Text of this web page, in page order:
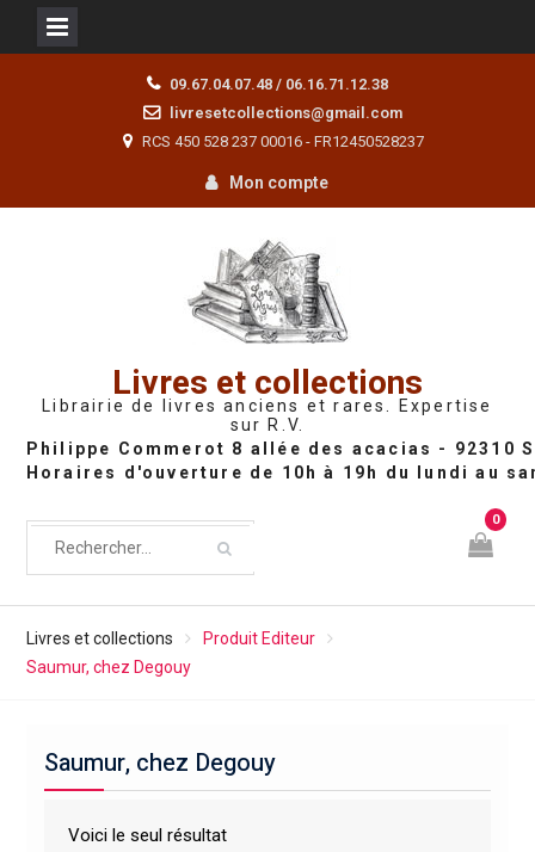
09.67.04.07.48 / 06.16.71.12.38
livresetcollections@gmail.com
RCS 450 528 237 00016 - FR12450528237
Mon compte
Livres et collections
Librairie de livres anciens et rares. Expertise
sur R.V.
0
Livres et collections
Produit Editeur
Saumur, chez Degouy
Saumur, chez Degouy
Voici le seul résultat